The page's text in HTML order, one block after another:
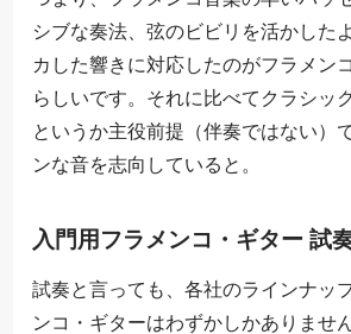
シブな奏法、弦のビビリを活かした
カした響きに対応したのがフラメン
らしいです。それに比べてクラシッ
というか主役前提（伴奏ではない）
ンな音を志向していると。
入門用フラメンコ・ギター 試
試奏と言っても、各社のラインナッ
ンコ・ギターはわずかしかありませ